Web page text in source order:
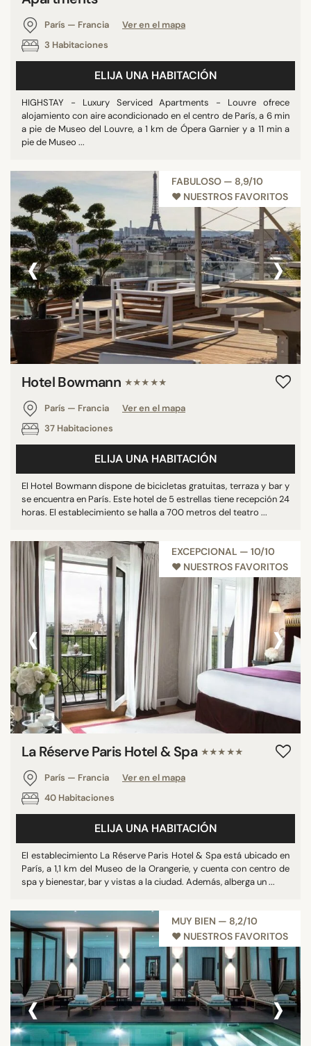
París — Francia
Ver en el mapa
3 Habitaciones
ELIJA UNA HABITACIÓN
HIGHSTAY - Luxury Serviced Apartments - Louvre ofrece
alojamiento con aire acondicionado en el centro de París, a 6 min
a pie de Museo del Louvre, a 1 km de Ópera Garnier y a 11 min a
pie de Museo ...
FABULOSO — 8,9/10
♥︎ NUESTROS FAVORITOS
‹ ›
Hotel Bowmann ★★★★★
París — Francia
Ver en el mapa
37 Habitaciones
ELIJA UNA HABITACIÓN
El Hotel Bowmann dispone de bicicletas gratuitas, terraza y bar y
se encuentra en París. Este hotel de 5 estrellas tiene recepción 24
horas. El establecimiento se halla a 700 metros del teatro ...
EXCEPCIONAL — 10/10
♥︎ NUESTROS FAVORITOS
‹ ›
La Réserve Paris Hotel & Spa ★★★★★
París — Francia
Ver en el mapa
40 Habitaciones
ELIJA UNA HABITACIÓN
El establecimiento La Réserve Paris Hotel & Spa está ubicado en
París, a 1,1 km del Museo de la Orangerie, y cuenta con centro de
spa y bienestar, bar y vistas a la ciudad. Además, alberga un ...
MUY BIEN — 8,2/10
♥︎ NUESTROS FAVORITOS
‹ ›